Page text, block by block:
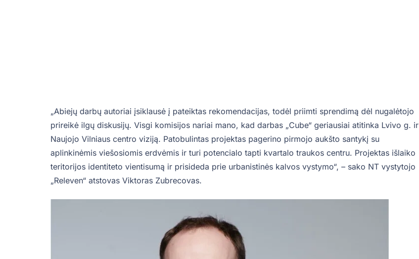
„Abiejų darbų autoriai įsiklausė į pateiktas rekomendacijas, todėl priimti sprendimą dėl nugalėtojo
prireikė ilgų diskusijų. Visgi komisijos nariai mano, kad darbas „Cube“ geriausiai atitinka Lvivo g. ir
Naujojo Vilniaus centro viziją. Patobulintas projektas pagerino pirmojo aukšto santykį su
aplinkinėmis viešosiomis erdvėmis ir turi potencialo tapti kvartalo traukos centru. Projektas išlaiko
teritorijos identiteto vientisumą ir prisideda prie urbanistinės kalvos vystymo“, – sako NT vystytojo
„Releven“ atstovas Viktoras Zubrecovas.